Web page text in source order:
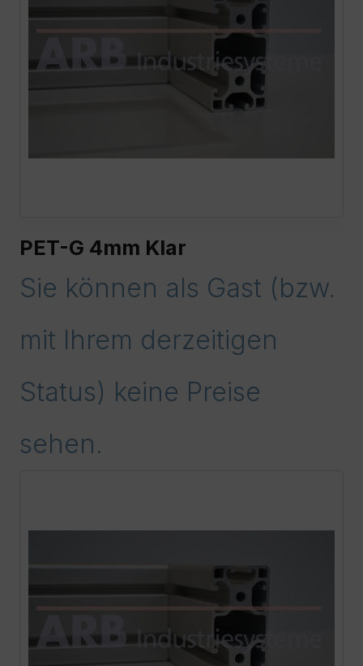
PET-G 4mm Klar
Sie können als Gast (bzw.
mit Ihrem derzeitigen
Status) keine Preise
sehen.